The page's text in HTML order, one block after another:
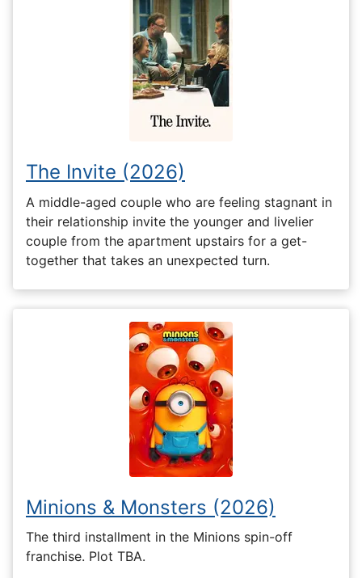
The Invite (2026)
A middle-aged couple who are feeling stagnant in
their relationship invite the younger and livelier
couple from the apartment upstairs for a get-
together that takes an unexpected turn.
Minions & Monsters (2026)
The third installment in the Minions spin-off
franchise. Plot TBA.